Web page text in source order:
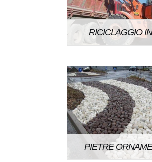
RICICLAGGIO
PIETRE